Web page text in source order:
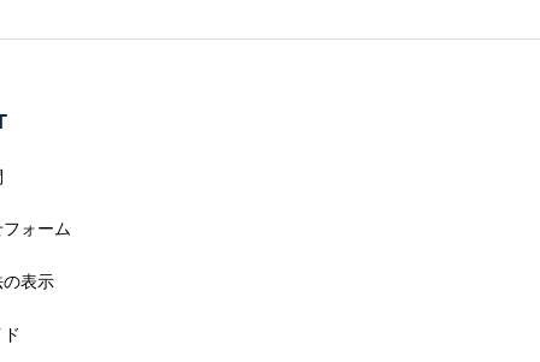
ォーム
表示